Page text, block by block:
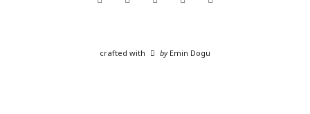
crafted with byEmin Dogu